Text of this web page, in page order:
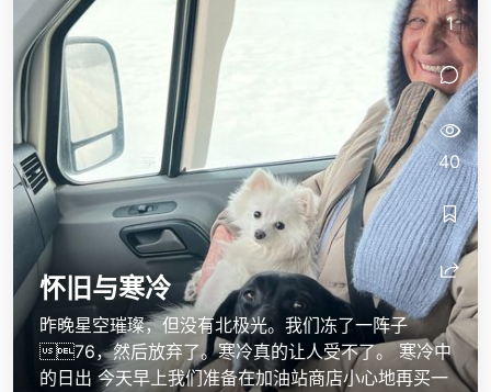
怀旧与寒冷
昨晚星空璀璨，但没有北极光。我们冻了一阵子
76，然后放弃了。寒冷真的让人受不了。 寒冷中
的日出 今天早上我们准备在加油站商店小心地再买一
1
40